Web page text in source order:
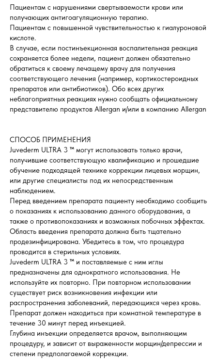
Пациентам с нарушениями свертываемости крови или
получающих антигоагуляционную терапию.
Пациентам с повышенной чувствительностью к гиалуроновой
кислоте.
В случае, если постинъекционная воспалительная реакция
сохраняется более недели, пациент должен обязательно
обратиться к своему лечащему врачу для получения
соответствующего лечения (например, кортикостероидных
препаратов или антибиотиков). Обо всех других
неблагоприятных реакциях нужно сообщать официальному
представителю продуктов Allergan и/или в компанию Allergan
СПОСОБ ПРИМЕНЕНИЯ
Juvederm ULTRA 3 ™ могут использовать только врачи,
получившие соответствующую квалификацию и прошедшие
обучение подходящей технике коррекции лицевых морщин,
или другие специалисты под их непосредственным
наблюдением.
Перед введением препарата пациенту необходимо сообщить
о показаниях к использованию данного оборудования, а
также о противопоказаниях и возможных побочных эффектах.
Область введения препарата должна быть тщательно
продезинфицирована. Убедитесь в том, что процедура
проводится в стерильных условиях.
Juvederm ULTRA 3 ™ и поставляемые с ним иглы
предназначены для однократного использования. Не
используйте их повторно. При повторном использовании
существует риск возникновения инфекции или
распространения заболеваний, передающихся через кровь.
Препарат должен находиться при комнатной температуре в
течение 30 минут перед инъекцией.
Глубина инъекции определяется врачом, выполняющим
процедуру, и зависит от выраженности морщин/депрессии и
степени предполагаемой коррекции.